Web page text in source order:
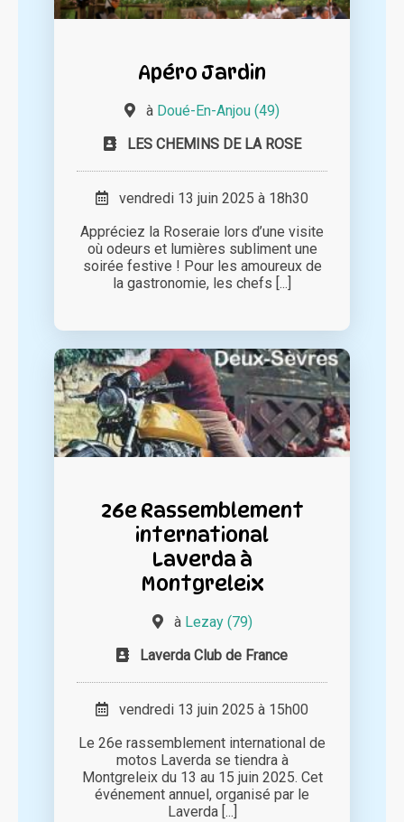
Apéro Jardin
à Doué-En-Anjou (49)
LES CHEMINS DE LA ROSE
vendredi 13 juin 2025 à 18h30
Appréciez la Roseraie lors d’une visite
où odeurs et lumières subliment une
soirée festive ! Pour les amoureux de
la gastronomie, les chefs [...]
26e Rassemblement
international
Laverda à
Montgreleix
à Lezay (79)
Laverda Club de France
vendredi 13 juin 2025 à 15h00
Le 26e rassemblement international de
motos Laverda se tiendra à
Montgreleix du 13 au 15 juin 2025. Cet
événement annuel, organisé par le
Laverda [...]